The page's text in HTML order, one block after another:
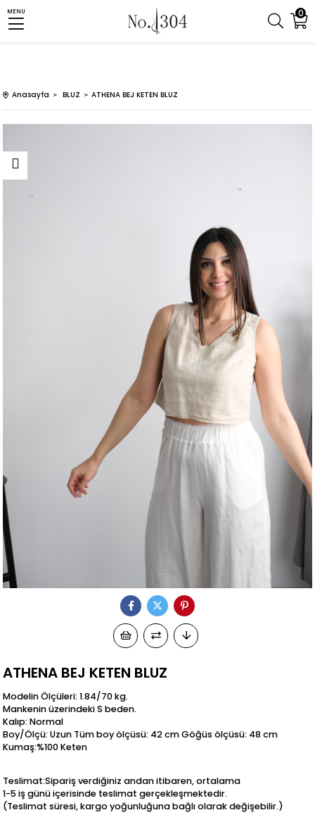
0
MENU
Anasayfa BLUZ ATHENA BEJ KETEN BLUZ
ATHENA BEJ KETEN BLUZ
Modelin Ölçüleri: 1.84/70 kg.
Mankenin üzerindeki S beden.
Kalıp: Normal
Boy/Ölçü: Uzun Tüm boy ölçüsü: 42 cm Göğüs ölçüsü: 48 cm
Kumaş:%100 Keten
Teslimat:Sipariş verdiğiniz andan itibaren, ortalama
1-5 iş günü içerisinde teslimat gerçekleşmektedir.
(Teslimat süresi, kargo yoğunluğuna bağlı olarak değişebilir.)